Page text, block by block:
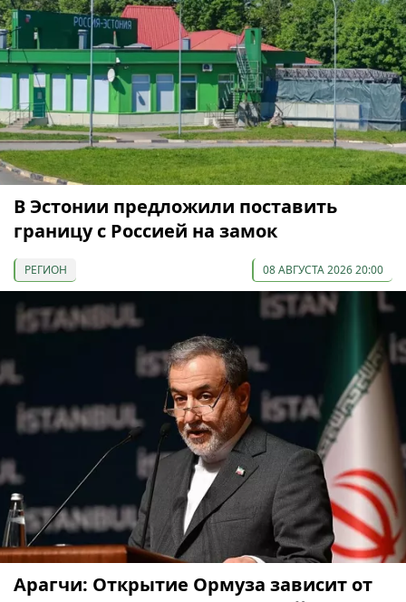
В Эстонии предложили поставить
границу с Россией на замок
РЕГИОН 08 АВГУСТА 2026 20:00
Арагчи: Открытие Ормуза зависит от